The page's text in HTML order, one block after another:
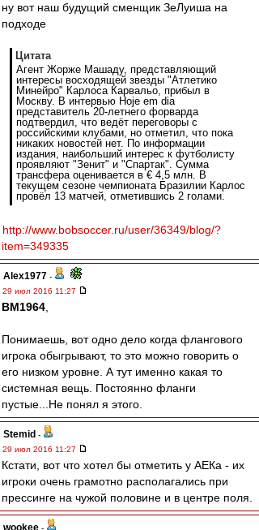
ну вот наш будущий сменщик ЗеЛуиша на
подходе
Цитата
Агент Жорже Машаду, представляющий
интересы восходящей звезды "Атлетико
Минейро" Карлоса Карвальо, прибыл в
Москву. В интервью Hoje em dia
представитель 20-летнего форварда
подтвердил, что ведёт переговоры с
российскими клубами, но отметил, что пока
никаких новостей нет. По информации
издания, наибольший интерес к футболисту
проявляют "Зенит" и "Спартак". Сумма
трансфера оценивается в € 4,5 млн. В
текущем сезоне чемпионата Бразилии Карлос
провёл 13 матчей, отметившись 2 голами.
http://www.bobsoccer.ru/user/36349/blog/?
item=349335
Alex1977 -
29 июл 2016 11:27
BM1964
Понимаешь, вот одно дело когда флангового
игрока обыгрывают, то это можно говорить о
его низком уровне. А тут именно какая то
системная вещь. Постоянно фланги
пустые...Не понял я этого.
Stemid -
29 июл 2016 11:27
Кстати, вот что хотел бы отметить у АЕКа - их
игроки очень грамотно располагались при
прессинге на чужой половине и в центре поля.
wookee -